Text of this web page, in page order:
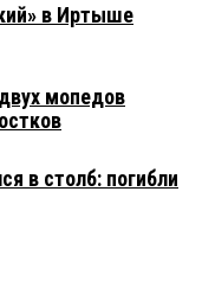
в Иртыше
мопедов
в столб: погибли